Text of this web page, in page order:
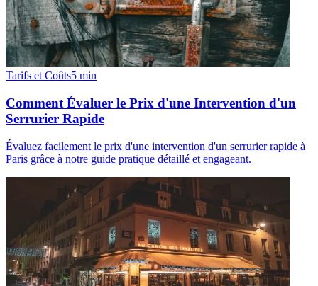
Tarifs et Coûts5 min
Comment Évaluer le Prix d'une Intervention d'un
Serrurier Rapide
Évaluez facilement le prix d'une intervention d'un serrurier rapide à
Paris grâce à notre guide pratique détaillé et engageant.